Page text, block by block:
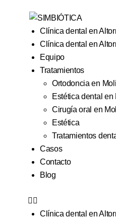
Clínica dental en
Clínica dental en
Equipo
Tratamientos
Ortodoncia en
Estética dental
Cirugía oral en
Estética
Tratamientos
Casos
Contacto
Blog
Clínica dental en